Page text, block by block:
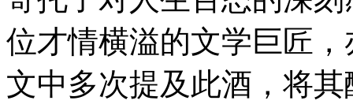
位才情横溢的文学巨匠
文中多次提及此酒，将